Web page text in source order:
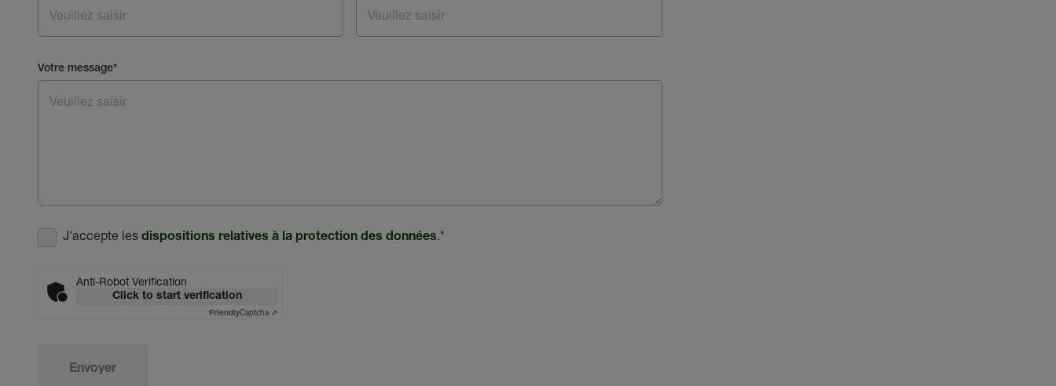
Votre message*
J'accepte les dispositions relatives à la protection des données.*
Anti-Robot Verification
Click to start verification
FriendlyCaptcha ⇗
Envoyer